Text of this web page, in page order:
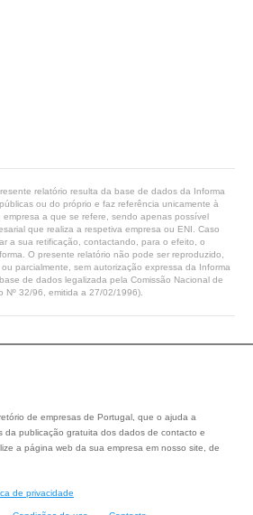
relatório resulta da base de dados da Informa
ou do próprio e faz referência unicamente à
empresa a que se refere, sendo apenas possível
que realiza a respetiva empresa ou ENI. Caso
a sua retificação, contactando, para o efeito, o
O presente relatório não pode ser reproduzido,
parcialmente, sem autorização expressa da Informa
de dados legalizada pela Comissão Nacional de
Nº 32/96, emitida a 27/02/1996).
de empresas de Portugal, que o ajuda a
da publicação gratuita dos dados de contacto e
a página web da sua empresa em nosso site, de
de privacidade